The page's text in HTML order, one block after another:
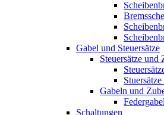
Gabel und Steuersätze
Steuersätze und
Gabeln und
Schaltungen